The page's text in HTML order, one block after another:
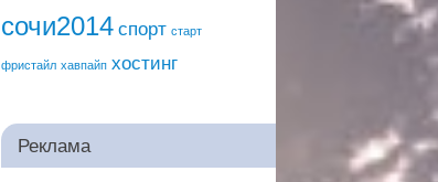
сочи2014 спорт старт
фристайл хавпайп хостинг
Реклама